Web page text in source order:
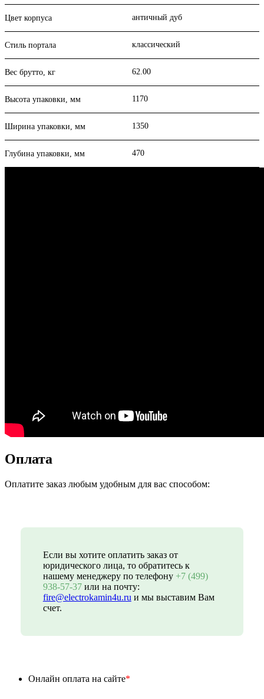
Цвет корпуса античный дуб
Стиль портала классический
Вес брутто, кг 62.00
Высота упаковки, мм 1170
Ширина упаковки, мм 1350
Глубина упаковки, мм 470
Оплата
Оплатите заказ любым удобным для вас способом:
Если вы хотите оплатить заказ от
юридического лица, то обратитесь к
нашему менеджеру по телефону +7 (499)
938-57-37или на почту:
fire@electrokamin4u.ru и мы выставим Вам
счет.
Онлайн оплата на сайте*